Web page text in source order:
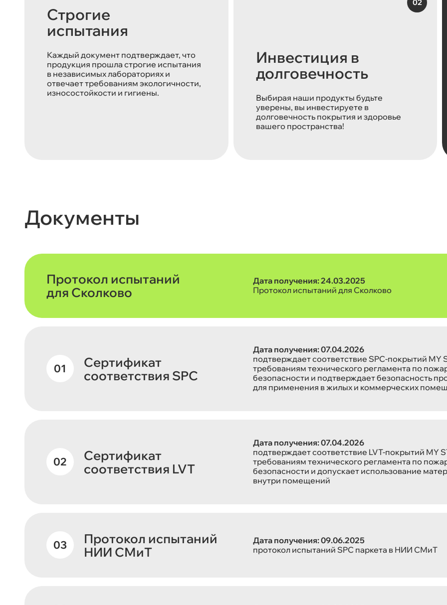
Строгие
испытания
Каждый документ подтверждает, что
продукция прошла строгие испытания
в независимых лабораториях и
отвечает требованиям экологичности,
износостойкости и гигиены.
Инвестиция в
долговечность
Выбирая наши продукты будьте
уверены, вы инвестируете в
долговечность покрытия и здоровье
вашего пространства!
Документы
Протокол испытаний
для Сколково
Дата получения: 24.03.2025
Протокол испытаний для Сколково
Сертификат
соответствия SPC
Дата получения: 07.04.2026
подтверждает соответствие SPC-покрытий MY
требованиям технического регламента по
безопасности и подтверждает безопасность
для применения в жилых и коммерческих
Сертификат
соответствия LVT
Дата получения: 07.04.2026
подтверждает соответствие LVT-покрытий MY
требованиям технического регламента по
безопасности и допускает использование
внутри помещений
Протокол испытаний
НИИ СМиТ
Дата получения: 09.06.2025
протокол испытаний SPC паркета в НИИ СМиТ